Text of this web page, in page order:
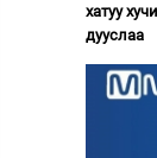
хатуу
дууслаа